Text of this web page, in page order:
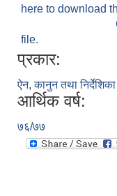
here to download
file.
प्रकार:
ऐन, कानुन तथा निर्देशिका
आर्थिक वर्ष:
७६/७७